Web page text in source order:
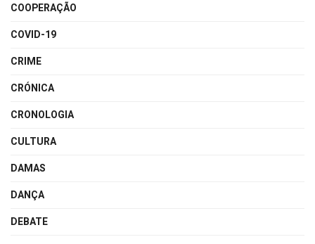
COOPERAÇÃO
COVID-19
CRIME
CRÓNICA
CRONOLOGIA
CULTURA
DAMAS
DANÇA
DEBATE